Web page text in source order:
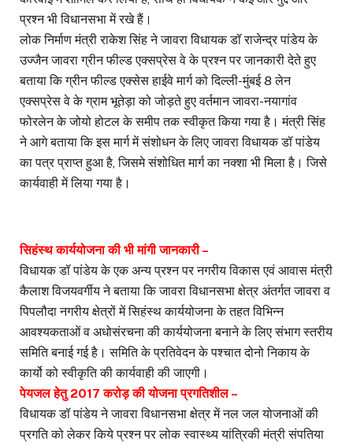
प्रश्न भी विधानसभा में रखे हैं।
लोक निर्माण मंत्री राकेश सिंह ने जावरा विधायक डॉ राजेन्द्र पांडेय के
उज्जैन जावरा ग्रीन फील्ड एक्सप्रेस वे के प्रश्न पर जानकारी देते हुए
बताया कि ग्रीन फील्ड एक्सेस हाईवे मार्ग को दिल्ली-मुंबई 8 लेन
एक्सप्रेस वे के ग्राम भूतेड़ा को जोड़ते हुए वर्तमान जावरा-नयागांव
फोरलेन के जोयो होटल के समीप तक स्वीकृत किया गया है। मंत्री सिंह
ने आगे बताया कि इस मार्ग में संशोधन के लिए जावरा विधायक डॉ पांडेय
का पत्र प्राप्त हुआ है, जिसमे संशोधित मार्ग का नक्शा भी मिला है। जिसे
कार्यवाही में लिया गया है।
सिहंस्थ कार्ययोजना की भी मांगी जानकारी –
विधायक डॉ पांडेय के एक अन्य प्रश्न पर नगरीय विकास एवं आवास मंत्री
कैलाश विजयवर्गीय ने बताया कि जावरा विधानसभा क्षेत्र अंतर्गत जावरा व
पिपलौदा नगरीय क्षेत्रों में सिहंस्थ कार्ययोजना के तहत विभिन्न
आवश्यकताओं व अधोसंरचना की कार्ययोजना बनाने के लिए संभाग स्तरीय
समिति बनाई गई है। समिति के प्रतिवेदन के पश्चात दोनो निकाय के
कार्यो को स्वीकृति की कार्यवाही की जाएगी।
पेयजल हेतु 2017 करोड़ की योजना प्रगतिशील –
विधायक डॉ पांडेय ने जावरा विधानसभा क्षेत्र में नल जल योजनाओं की
प्रगति को लेकर किये प्रश्न पर लोक स्वास्थ्य यांत्रिकी मंत्री संपतिया